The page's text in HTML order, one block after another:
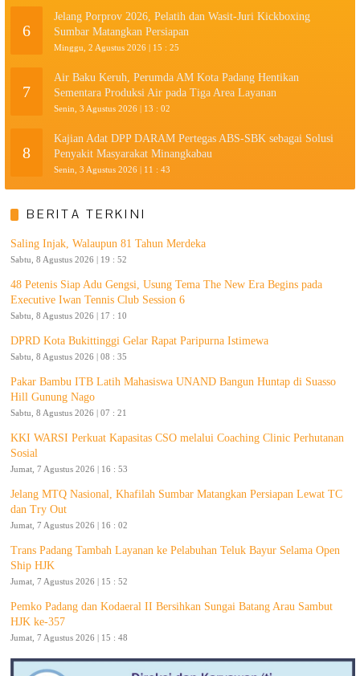
6
Jelang Porprov 2026, Pelatih dan Wasit-Juri Kickboxing
Sumbar Matangkan Persiapan
Minggu, 2 Agustus 2026 | 15 : 25
7
Air Baku Keruh, Perumda AM Kota Padang Hentikan
Sementara Produksi Air pada Tiga Area Layanan
Senin, 3 Agustus 2026 | 13 : 02
8
Kajian Adat DPP DARAM Pertegas ABS-SBK sebagai Solusi
Penyakit Masyarakat Minangkabau
Senin, 3 Agustus 2026 | 11 : 43
BERITA TERKINI
Saling Injak, Walaupun 81 Tahun Merdeka
Sabtu, 8 Agustus 2026 | 19 : 52
48 Petenis Siap Adu Gengsi, Usung Tema The New Era Begins pada
Executive Iwan Tennis Club Session 6
Sabtu, 8 Agustus 2026 | 17 : 10
DPRD Kota Bukittinggi Gelar Rapat Paripurna Istimewa
Sabtu, 8 Agustus 2026 | 08 : 35
Pakar Bambu ITB Latih Mahasiswa UNAND Bangun Huntap di Suasso
Hill Gunung Nago
Sabtu, 8 Agustus 2026 | 07 : 21
KKI WARSI Perkuat Kapasitas CSO melalui Coaching Clinic Perhutanan
Sosial
Jumat, 7 Agustus 2026 | 16 : 53
Jelang MTQ Nasional, Khafilah Sumbar Matangkan Persiapan Lewat TC
dan Try Out
Jumat, 7 Agustus 2026 | 16 : 02
Trans Padang Tambah Layanan ke Pelabuhan Teluk Bayur Selama Open
Ship HJK
Jumat, 7 Agustus 2026 | 15 : 52
Pemko Padang dan Kodaeral II Bersihkan Sungai Batang Arau Sambut
HJK ke-357
Jumat, 7 Agustus 2026 | 15 : 48